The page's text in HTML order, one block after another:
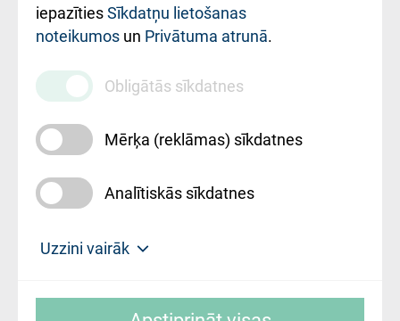
iestādes kods
010000234
Maksas
pakalpojumu
cenrādis
iepazītiesSīkdatņu lietošanas
noteikumos un Privātuma atrunā.
Obligātās sīkdatnes
Mērķa (reklāmas) sīkdatnes
Analītiskās sīkdatnes
Uzzini vairāk
slimnīca, turpmāk – Pārzinis, sīkdatņu